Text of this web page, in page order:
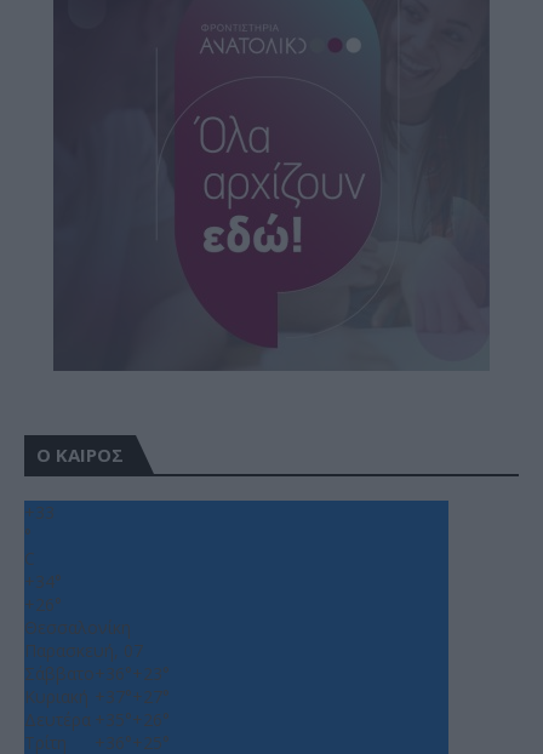
Ο ΚΑΙΡΟΣ
+33
°
C
+34°
+26°
Θεσσαλονίκη
Παρασκευή, 07
Σάββατο+36°+23°
Κυριακή +37°+27°
Δευτέρα +35°+26°
Τρίτη
+36°+25°